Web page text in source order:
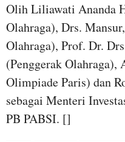
Olih Liliawati Ananda
Olahraga), Drs.
Olahraga), Prof. Dr.
(Penggerak
Olimpiade Paris) dan
sebagai Menteri
PB PABSI. []